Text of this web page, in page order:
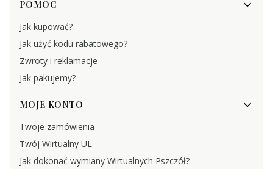
Linki w stopce
POMOC
Jak kupować?
Jak użyć kodu rabatowego?
Zwroty i reklamacje
Jak pakujemy?
MOJE KONTO
Twoje zamówienia
Twój Wirtualny UL
Jak dokonać wymiany Wirtualnych Pszczół?